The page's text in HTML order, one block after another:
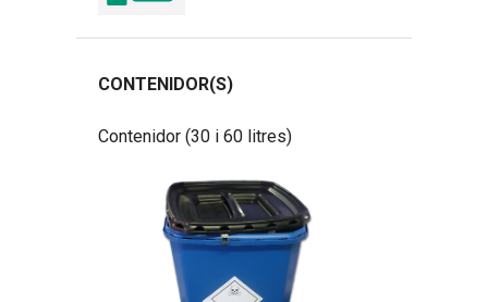
CONTENIDOR(S)
Contenidor (30 i 60 litres)